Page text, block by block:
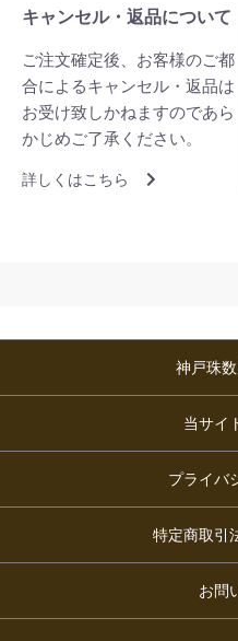
キャンセル・返品について
ご注文確定後、お客様のご都
合によるキャンセル・返品は
お受け致しかねますのであら
かじめご了承ください。
詳しくはこちら
神戸珠
当サイ
プライバ
特定商取引
お問